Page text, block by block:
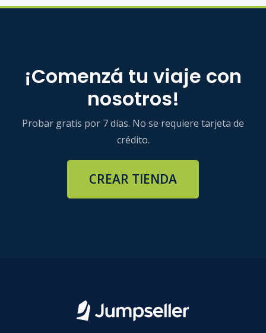
¡Comenzá tu viaje con
nosotros!
Probar gratis por 7 días. No se requiere tarjeta de
crédito.
CREAR TIENDA